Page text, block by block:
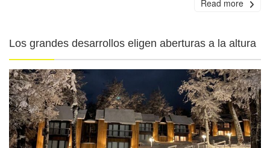
Read more
Los grandes desarrollos eligen aberturas a la altura